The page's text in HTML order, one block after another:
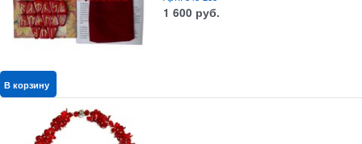
1 600 руб.
В корзину